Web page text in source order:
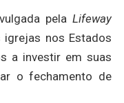
pelaLifeway
igrejas nos Estados
a investir em suas
o fechamento de